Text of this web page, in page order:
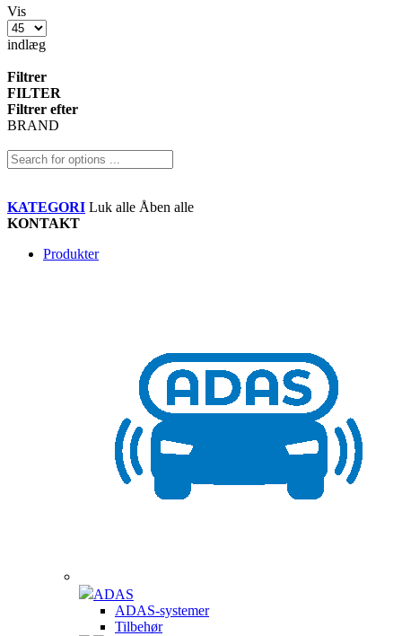
Vis
indlæg
Filtrer
FILTER
Filtrer efter
BRAND
KATEGORI Luk alle Åben alle
KONTAKT
Produkter
ADAS
ADAS-systemer
Tilbehør